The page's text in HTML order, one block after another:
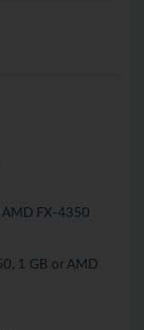
FX-4350
1 GB or AMD